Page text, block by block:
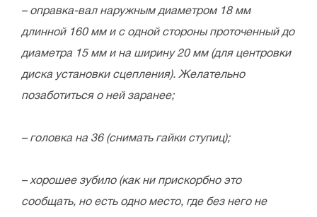
– оправка-вал наружным диаметром 18 мм
длинной 160 мм и с одной стороны проточенный до
диаметра 15 мм и на ширину 20 мм (для центровки
диска установки сцепления). Желательно
позаботиться о ней заранее;
– головка на 36 (снимать гайки ступиц);
– хорошее зубило (как ни прискорбно это
сообщать, но есть одно место, где без него не